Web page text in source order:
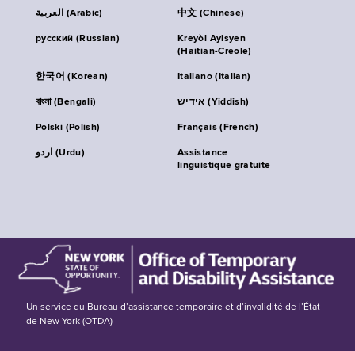
العربية (Arabic) 中文 (Chinese)
русский (Russian)
Kreyòl Ayisyen
(Haitian-Creole)
한국어 (Korean) Italiano (Italian)
বাংলা (Bengali) אידיש (Yiddish)
Polski (Polish) Français (French)
اردو (Urdu)
Assistance
linguistique gratuite
Un service du Bureau d’assistance temporaire et d’invalidité de l’État
de New York (OTDA)